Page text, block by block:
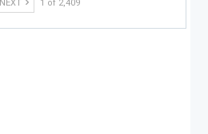
NEXT 1 of 2,409